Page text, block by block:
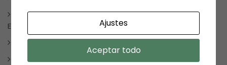
NOTICIAS, FRASES, CURIOSIDADES, EVENTOS, DÍAS
ESPECIALES
NUESTRAS SELECCIONES POR TEMAS
PAPELERIA
Ajustes
Aceptar todo